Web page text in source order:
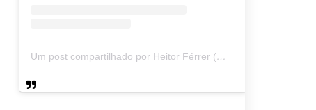
Um post compartilhado por Heitor Férrer (@heitor_ferrer77)